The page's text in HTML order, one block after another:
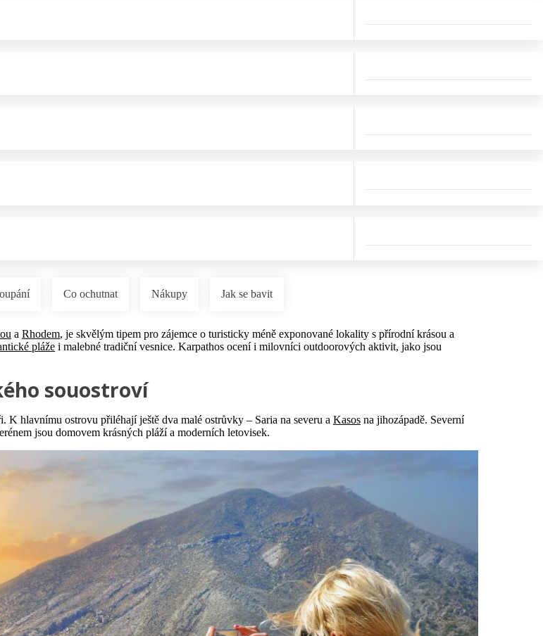
Co ochutnat Nákupy Jak se bavit
a Rhodem, je skvělým tipem pro zájemce o turisticky méně exponované lokality s přírodní krásou a
pláže i malebné tradiční vesnice. Karpathos ocení i milovníci outdoorových aktivit, jako jsou
souostroví
K hlavnímu ostrovu přiléhají ještě dva malé ostrůvky – Saria na severu a Kasos na jihozápadě. Severní
jsou domovem krásných pláží a moderních letovisek.